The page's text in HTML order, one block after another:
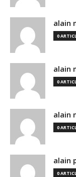
alain
0
alain
0
alain
0
alain
0